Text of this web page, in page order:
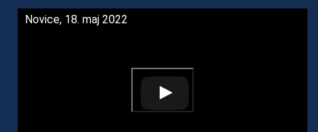
Novice, 18. maj 2022